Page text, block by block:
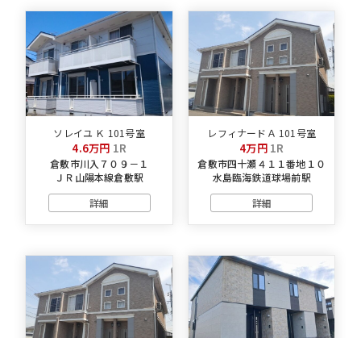
ソレイユ Ｋ 101号室
4.6万円 1R
倉敷市川入７０９－１
ＪＲ山陽本線倉敷駅
詳細
レフィナードＡ 101号室
4万円 1R
倉敷市四十瀬４１１番地１０
水島臨海鉄道球場前駅
詳細